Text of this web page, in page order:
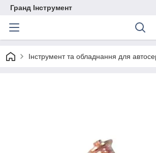
Гранд Інструмент
Інструмент та обладнання для